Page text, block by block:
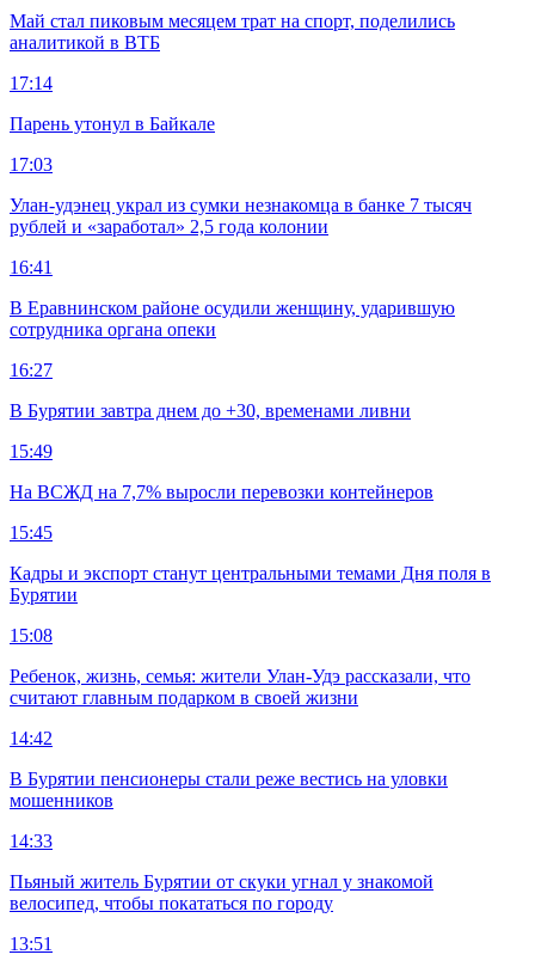
Май стал пиковым месяцем трат на спорт, поделились
аналитикой в ВТБ
17:14
Парень утонул в Байкале
17:03
Улан-удэнец украл из сумки незнакомца в банке 7 тысяч
рублей и «заработал» 2,5 года колонии
16:41
В Еравнинском районе осудили женщину, ударившую
сотрудника органа опеки
16:27
В Бурятии завтра днем до +30, временами ливни
15:49
На ВСЖД на 7,7% выросли перевозки контейнеров
15:45
Кадры и экспорт станут центральными темами Дня поля в
Бурятии
15:08
Ребенок, жизнь, семья: жители Улан-Удэ рассказали, что
считают главным подарком в своей жизни
14:42
В Бурятии пенсионеры стали реже вестись на уловки
мошенников
14:33
Пьяный житель Бурятии от скуки угнал у знакомой
велосипед, чтобы покататься по городу
13:51